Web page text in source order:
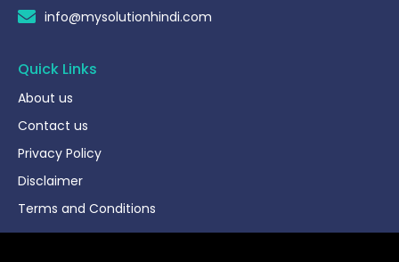
info@mysolutionhindi.com
Quick Links
About us
Contact us
Privacy Policy
Disclaimer
Terms and Conditions